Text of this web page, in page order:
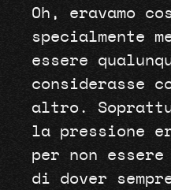
Oh, eravamo
specialmente
essere
considerasse
altro.
la pressione
per non essere
di dover